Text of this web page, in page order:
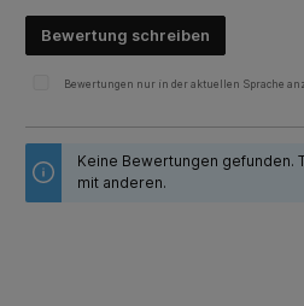
Bewertung schreiben
Bewertungen nur in der aktuellen Sprache
Keine Bewertungen gefunden.
mit anderen.